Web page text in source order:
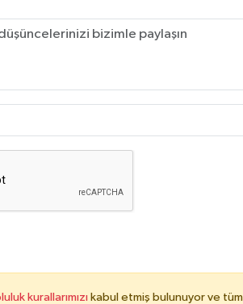
kurallarımızı kabul etmiş bulunuyor ve